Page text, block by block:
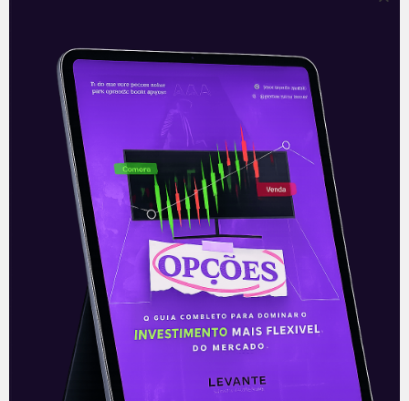
Leia mais
21/10/2021
E EU COM ISSO